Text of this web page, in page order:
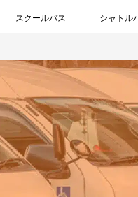
スクールバス シャトル